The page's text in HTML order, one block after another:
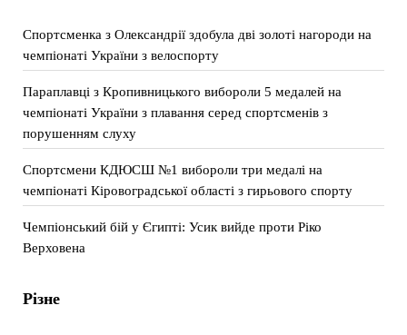
Спортсменка з Олександрії здобула дві золоті нагороди на
чемпіонаті України з велоспорту
Параплавці з Кропивницького вибороли 5 медалей на
чемпіонаті України з плавання серед спортсменів з
порушенням слуху
Спортсмени КДЮСШ №1 вибороли три медалі на
чемпіонаті Кіровоградської області з гирьового спорту
Чемпіонський бій у Єгипті: Усик вийде проти Ріко
Верховена
Різне